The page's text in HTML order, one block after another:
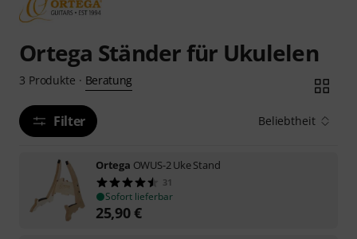
Ortega Ständer für Ukulelen
3 Produkte · Beratung
Filter Beliebtheit
Ortega OWUS-2 Uke Stand
31
Sofort lieferbar
25,90€